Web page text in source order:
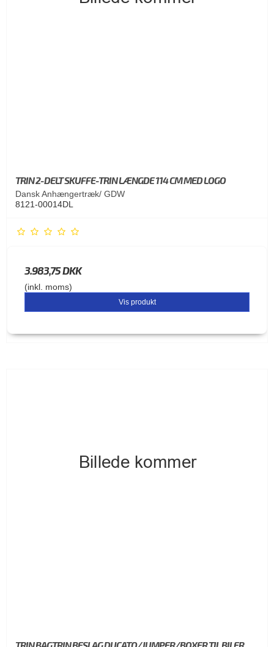
TRIN 2-DELT SKUFFE-TRIN LÆNGDE 114 CM MED LOGO
Dansk Anhængertræk/ GDW
8121-00014DL
3.983,75 DKK
(inkl. moms)
Vis produkt